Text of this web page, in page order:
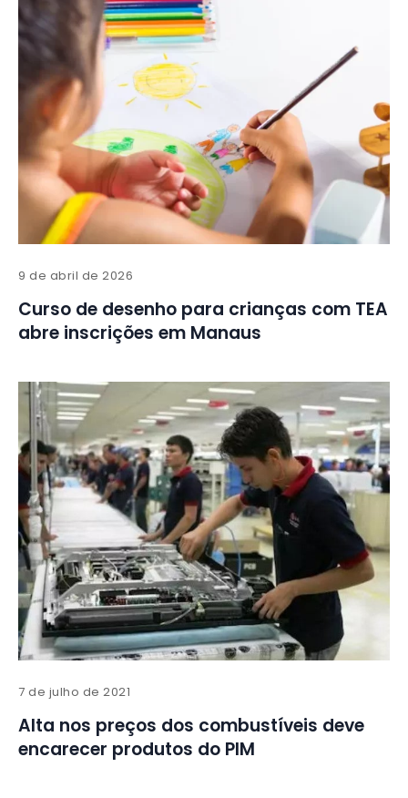
9 de abril de 2026
Curso de desenho para crianças com TEA
abre inscrições em Manaus
7 de julho de 2021
Alta nos preços dos combustíveis deve
encarecer produtos do PIM